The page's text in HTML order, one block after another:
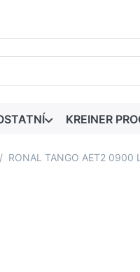
výsledky se zobrazí
KREINER
RONAL TANGO AET2